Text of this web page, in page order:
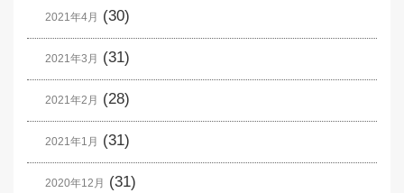
2021年4月 (30)
2021年3月 (31)
2021年2月 (28)
2021年1月 (31)
2020年12月 (31)